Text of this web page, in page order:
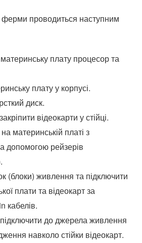
проводиться наступним
плату процесор та
плату у корпусі.
диск.
відеокарти у стійці.
материнській платі з
допомогою рейзерів
(блоки) живлення та підключити
плати та відеокарт за
кабелів.
до джерела живлення
навколо стійки відеокарт.